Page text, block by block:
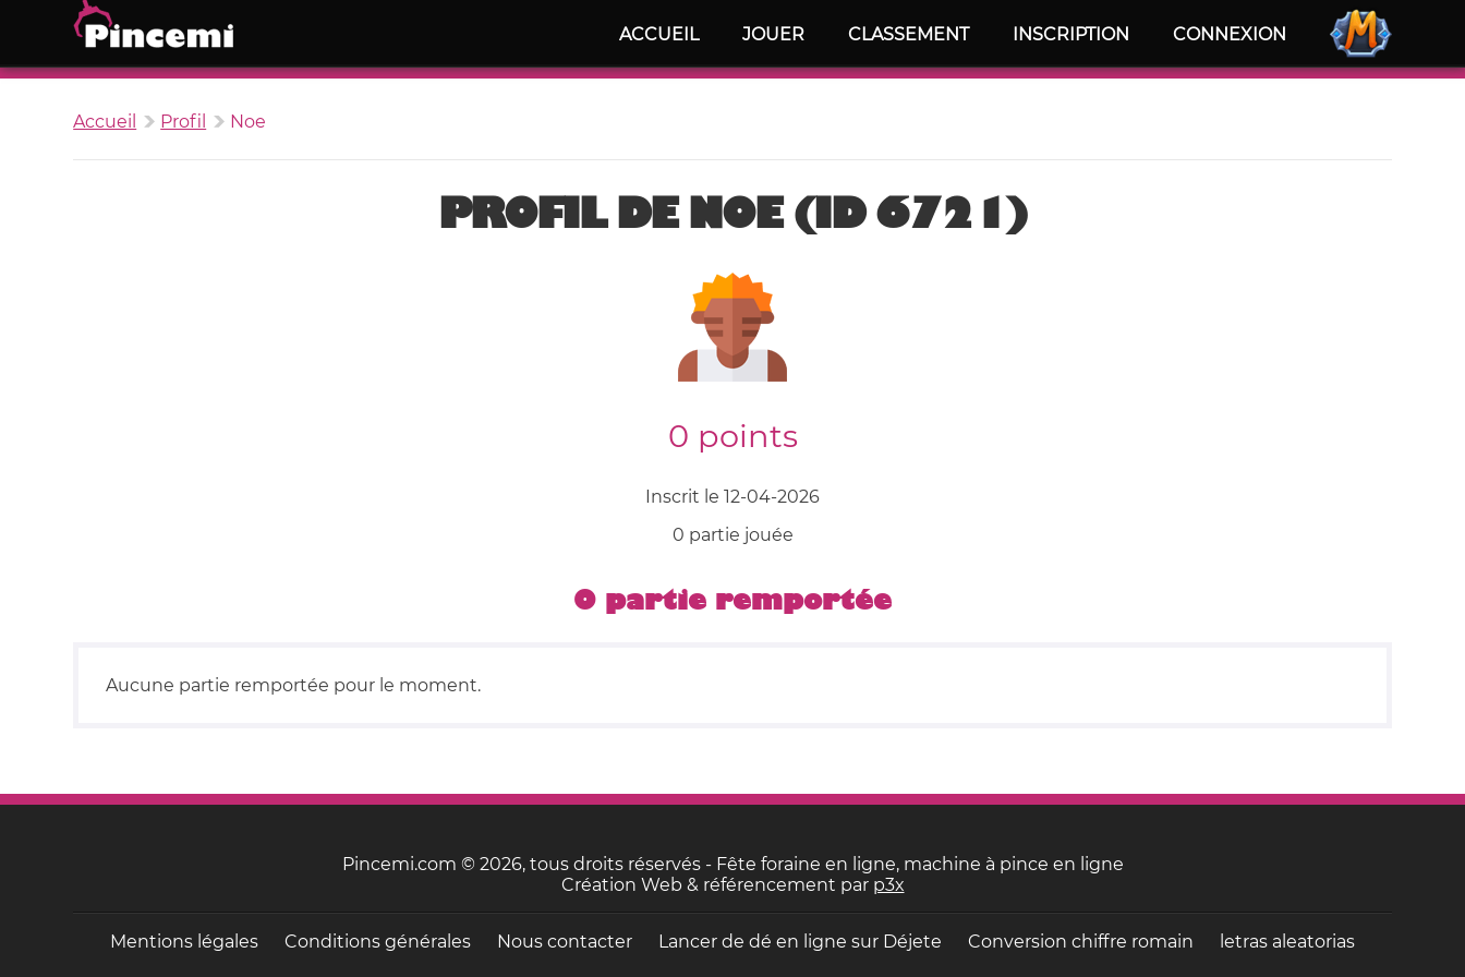
ACCUEIL JOUER CLASSEMENT INSCRIPTION CONNEXION
Accueil Profil Noe
PROFIL DE NOE (ID 6721)
0 points
Inscrit le 12-04-2026
0 partie jouée
0 partie remportée
Aucune partie remportée pour le moment.
Pincemi.com © 2026, tous droits réservés - Fête foraine en ligne, machine à pince en ligne
Création Web & référencement par p3x
Mentions légales Conditions générales Nous contacter Lancer de dé en ligne sur Déjete Conversion chiffre romain letras aleatorias